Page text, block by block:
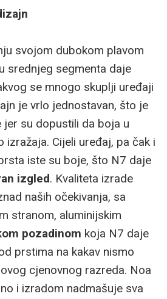
svojom dubokom plavom
srednjeg segmenta daje
se mnogo skuplji uređaji
je vrlo jednostavan, što je
jer su dopustili da boja u
Cijeli uređaj, pa čak i
iste su boje, što N7 daje
izgled. Kvaliteta izrade
naših očekivanja, sa
stranom, aluminijskim
pozadinom koja N7 daje
prstima na kakav nismo
cjenovnog razreda. Noa
i izradom nadmašuje sva